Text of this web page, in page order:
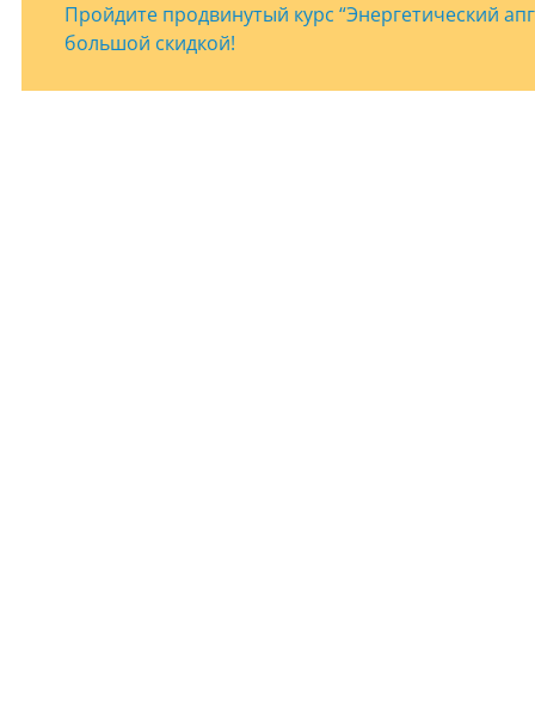
Пройдите продвинутый курс “Энергетический
большой скидкой!